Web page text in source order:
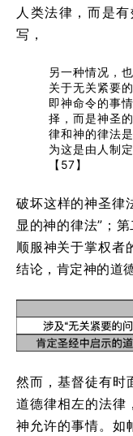
人类法律，而是
写，
另一种情况，
关于无关紧要
即神命令的事
择，而是神圣
律和神的律法
为这是由人制
【57】
破坏这样的神圣律
显的神的律法”；
顺服神关于掌权者
结论，肯定神的道
然而，基督徒有时
道德律相左的法律
神允许的事情。如